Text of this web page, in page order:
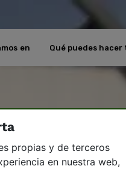
en Qué puedes hacer
propias y de terceros
en nuestra web,